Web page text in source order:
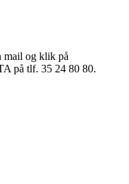
mail og klik på
på tlf. 35 24 80 80.